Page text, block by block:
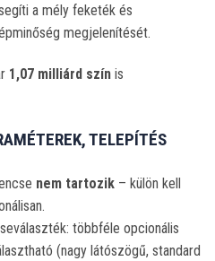
a mély feketék és
megjelenítését.
1,07 milliárd színis
TELEPÍTÉS
nem tartozik– külön kell
többféle opcionális
(nagy látószögű, standard